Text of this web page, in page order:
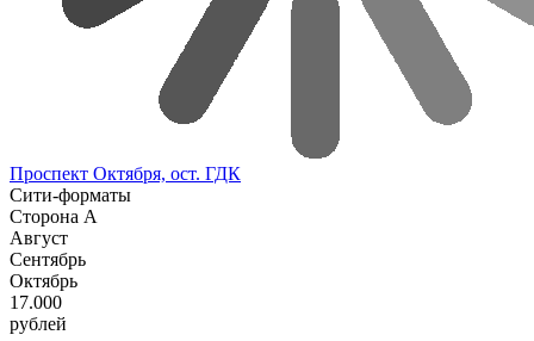
Проспект Октября, ост. ГДК
Сити-форматы
Сторона А
Август
Сентябрь
Октябрь
17.000
рублей